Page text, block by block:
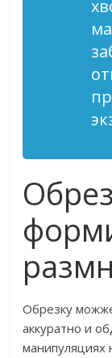
Обрезку
аккуратно и